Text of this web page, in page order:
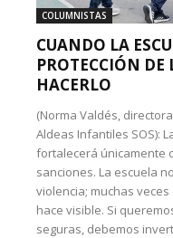
COLUMNISTAS
CUANDO LA
PROTECCIÓN
HACERLO
(Norma Valdés,
Aldeas Infantiles SOS):
fortalecerá únicamente
sanciones. La escuela
violencia; muchas
hace visible. Si
seguras, debemos